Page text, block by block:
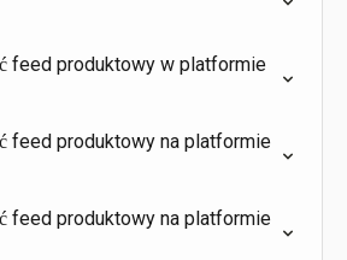
feed produktowy w platformie
feed produktowy na platformie
feed produktowy na platformie